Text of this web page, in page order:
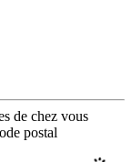
de chez vous
postal